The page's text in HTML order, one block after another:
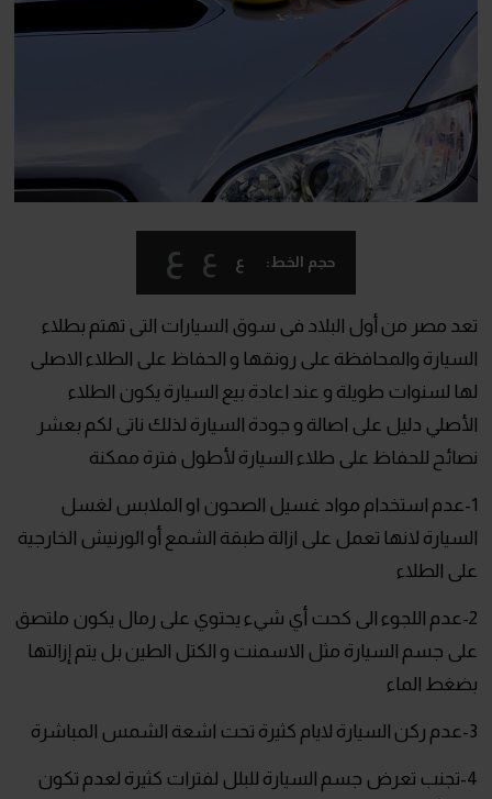
حجم الخط: ع ع ع
تعد مصر من أول البلاد فى سوق السيارات التى تهتم بطلاء
السيارة والمحافظة على رونقها و الحفاظ على الطلاء الاصلى
لها لسنوات طويلة و عند اعادة بيع السيارة يكون الطلاء
الأصلي دليل على اصالة و جودة السيارة لذلك ناتى لكم بعشر
نصائح للحفاظ على طلاء السيارة لأطول فترة ممكنة
1-عدم استخدام مواد غسيل الصحون او الملابس لغسل
السيارة لانها تعمل على ازالة طبقة الشمع أو الورنيش الخارجية
على الطلاء
2-عدم اللجوء الى كحت أي شيء يحتوي على رمال يكون ملتصق
على جسم السيارة مثل الاسمنت و الكتل الطين بل يتم إزالتها
بضغط الماء
3-عدم ركن السيارة لايام كثيرة تحت اشعة الشمس المباشرة
4-تجنب تعرض جسم السيارة للبلل لفترات كثيرة لعدم تكون